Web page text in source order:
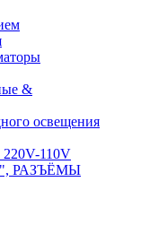
&
освещения
220V-110V
РАЗЪЁМЫ